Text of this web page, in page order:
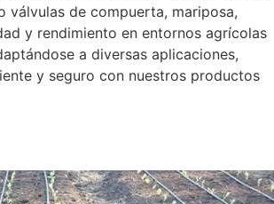
válvulas de compuerta, mariposa,
y rendimiento en entornos agrícolas
a diversas aplicaciones,
y seguro con nuestros productos